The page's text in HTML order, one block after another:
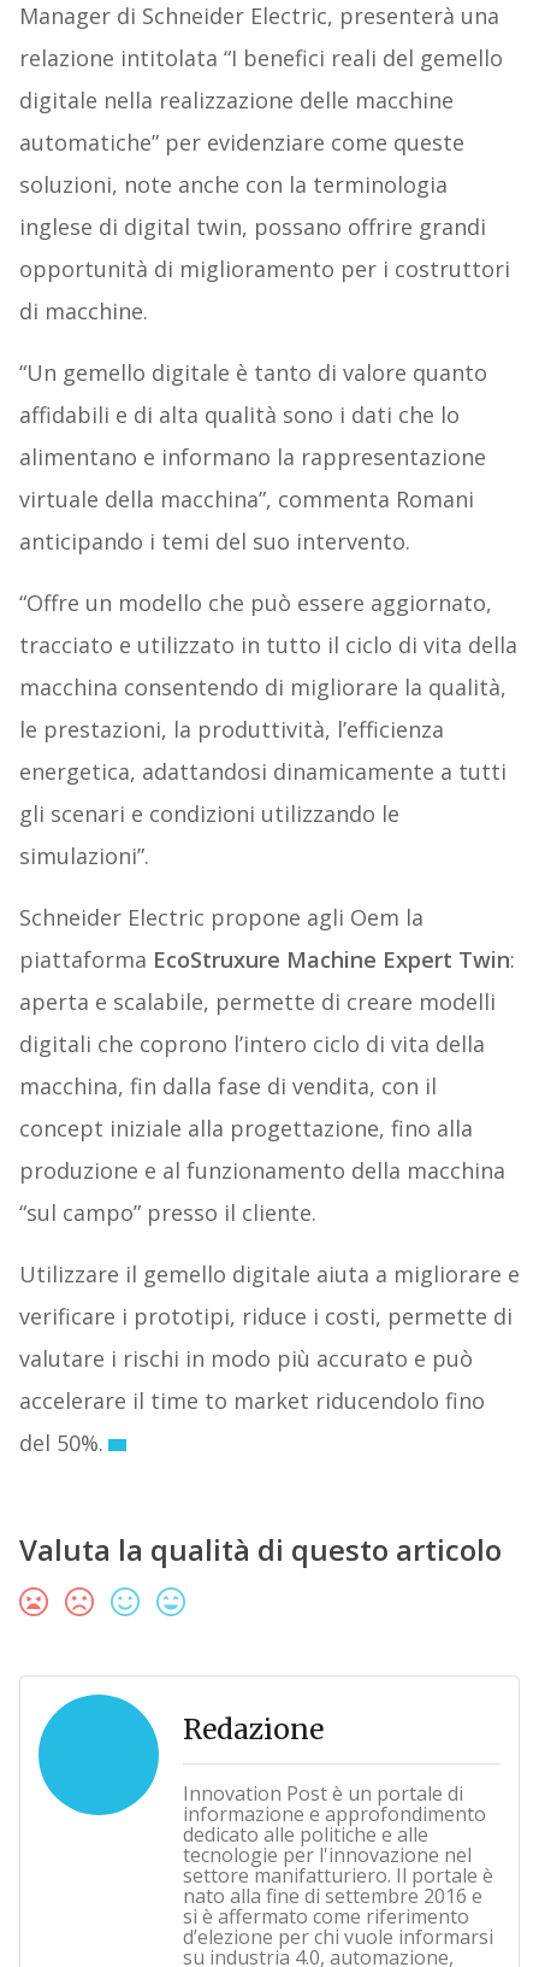
Manager di Schneider Electric, presenterà una
relazione intitolata “I benefici reali del gemello
digitale nella realizzazione delle macchine
automatiche” per evidenziare come queste
soluzioni, note anche con la terminologia
inglese di digital twin, possano offrire grandi
opportunità di miglioramento per i costruttori
di macchine.
“Un gemello digitale è tanto di valore quanto
affidabili e di alta qualità sono i dati che lo
alimentano e informano la rappresentazione
virtuale della macchina”, commenta Romani
anticipando i temi del suo intervento.
“Offre un modello che può essere aggiornato,
tracciato e utilizzato in tutto il ciclo di vita della
macchina consentendo di migliorare la qualità,
le prestazioni, la produttività, l’efficienza
energetica, adattandosi dinamicamente a tutti
gli scenari e condizioni utilizzando le
simulazioni”.
Schneider Electric propone agli Oem la
piattaforma EcoStruxure Machine Expert Twin:
aperta e scalabile, permette di creare modelli
digitali che coprono l’intero ciclo di vita della
macchina, fin dalla fase di vendita, con il
concept iniziale alla progettazione, fino alla
produzione e al funzionamento della macchina
“sul campo” presso il cliente.
Utilizzare il gemello digitale aiuta a migliorare e
verificare i prototipi, riduce i costi, permette di
valutare i rischi in modo più accurato e può
accelerare il time to market riducendolo fino
del 50%.
Valuta la qualità di questo articolo
Redazione
Innovation Post è un portale di
informazione e approfondimento
dedicato alle politiche e alle
tecnologie per l'innovazione nel
settore manifatturiero. Il portale è
nato alla fine di settembre 2016 e
si è affermato come riferimento
d’elezione per chi vuole informarsi
su industria 4.0, automazione,